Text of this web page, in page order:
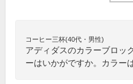
コーヒー三杯(40代・男性)
アディダスのカラーブロッ
ーはいかがですか。カラー